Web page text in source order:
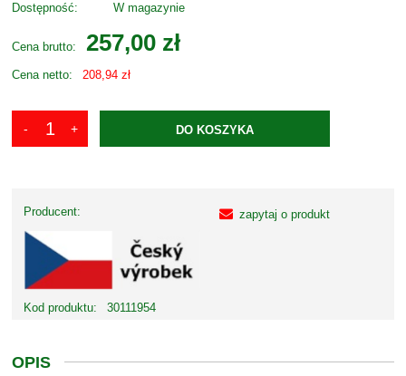
Dostępność: W magazynie
Cena brutto: 257,00 zł
Cena netto: 208,94 zł
DO KOSZYKA
Producent:
Kod produktu: 30111954
zapytaj o produkt
OPIS